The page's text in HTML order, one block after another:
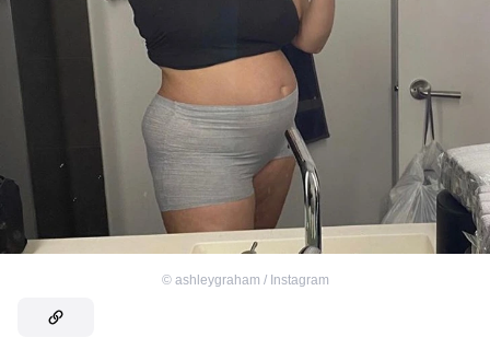
© ashleygraham / Instagram